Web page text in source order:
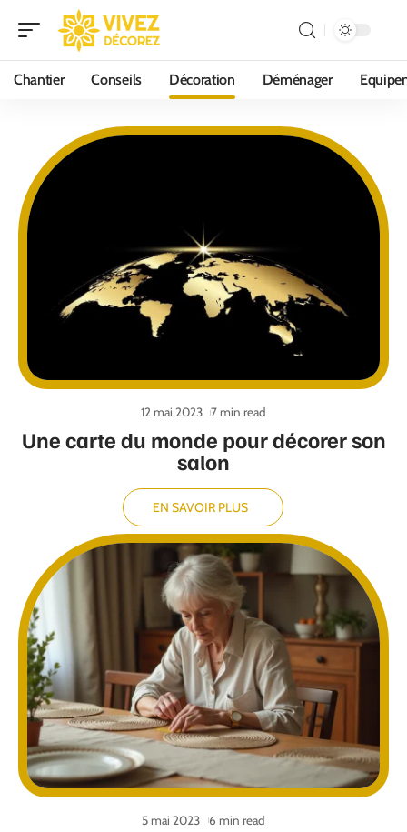
Chantier Conseils Décoration Déménager
Une carte du monde pour décorer son
salon
12 mai 2023 7 min read
EN SAVOIR PLUS
5 mai 2023 6 min read